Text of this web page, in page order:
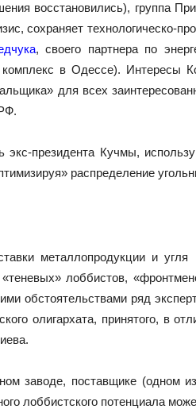
восстановились), группа
сохраняет технологическо-
, своего партнера по
в Одессе). Интересы
для всех
президента Кучмы,
распределение
металлопродукции и
лоббистов,
обстоятельствами ряд
олигархата, принятого, в
заводе, поставщике (одном
лоббистского потенциала